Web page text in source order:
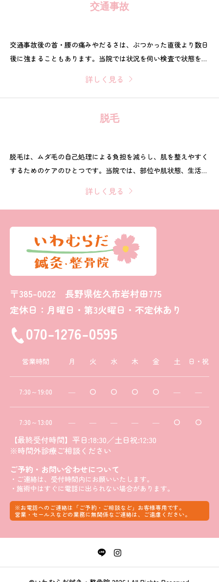
交通事故
交通事故後の首・腰の痛みやだるさは、ぶつかった直後より数日
後に強まることもあります。当院では状況を伺い検査で状態を確
します。施術後は通院の目安やセルフケアも共有。自賠責が適用
される場合、窓口負担は原則0円です。
詳しく見る
脱毛
脱毛は、ムダ毛の自己処理による負担を減らし、肌を整えやすく
するためのケアのひとつです。当院では、部位や肌状態、生活ス
中学生から大人まで、男女どちらも施術可能です。
詳しく見る
〒385-0022 長野県佐久市岩村田775
定休日：月曜日・第3火曜日・不定休あり
070-1276-0595
営業時間 月 火 水 木 金 土 日・祝
7:30～19:00 ― 〇 〇 〇 〇 ― ―
7:30～13:00 ― ― ― ― ― 〇 〇
【最終受付時間】平日:18:30／土日祝:12:30
※時間外診療ご相談ください
ご予約・お問い合わせについて
・ご連絡は、受付時間内にお願いいたします。
・施術中はすぐに電話に出られない場合があります。
※お電話へのご連絡は「ご予約・ご相談など」お客様専用です。
営業・セールスなどの業務に無関係なご連絡は、ご遠慮ください。